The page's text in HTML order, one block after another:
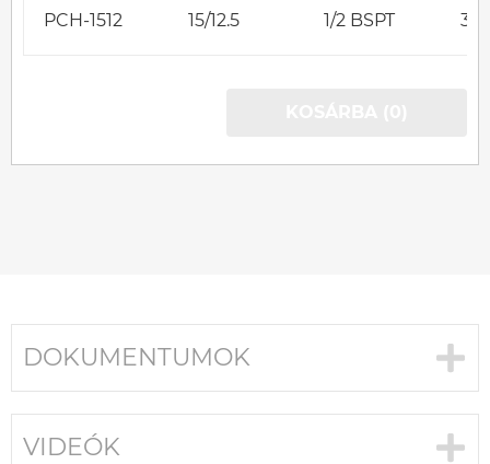
PCH-1512 15/12.5 1/2 BSPT 38
DOKUMENTUMOK
VIDEÓK